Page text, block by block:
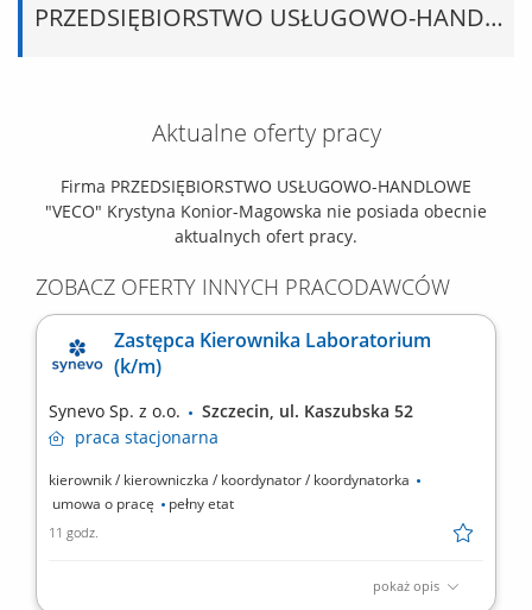
PRZEDSIĘBIORSTWO USŁUGOWO-HANDLOWE "VECO" Krystyna Konior-Magowska
Aktualne oferty pracy
Firma PRZEDSIĘBIORSTWO USŁUGOWO-HANDLOWE
"VECO" Krystyna Konior-Magowska nie posiada obecnie
aktualnych ofert pracy.
ZOBACZ OFERTY INNYCH PRACODAWCÓW
Zastępca Kierownika Laboratorium
(k/m)
Synevo Sp. z o.o.
Szczecin, ul. Kaszubska 52
praca stacjonarna
kierownik / kierowniczka / koordynator / koordynatorka
umowa o pracę
pełny etat
11 godz.
pokaż opis